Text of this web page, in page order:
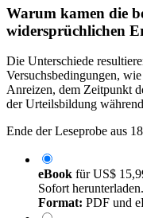
Warum kamen die
widersprüchlichen
Die Unterschiede
Versuchsbedingungen,
Anreizen, dem Zeitpunkt
der Urteilsbildung
Ende der Leseprobe aus
eBook fürUS$
Sofort
Format: PDF und